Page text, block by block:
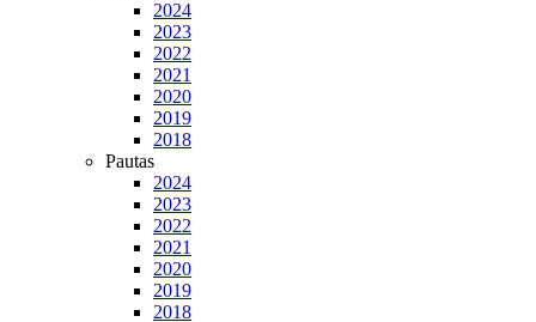
2024
2023
2022
2021
2020
2019
2018
Pautas
2024
2023
2022
2021
2020
2019
2018